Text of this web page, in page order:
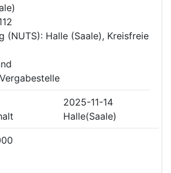
(NUTS): Halle (Saale), Kreisfreie
2025-11-14
Halle(Saale)